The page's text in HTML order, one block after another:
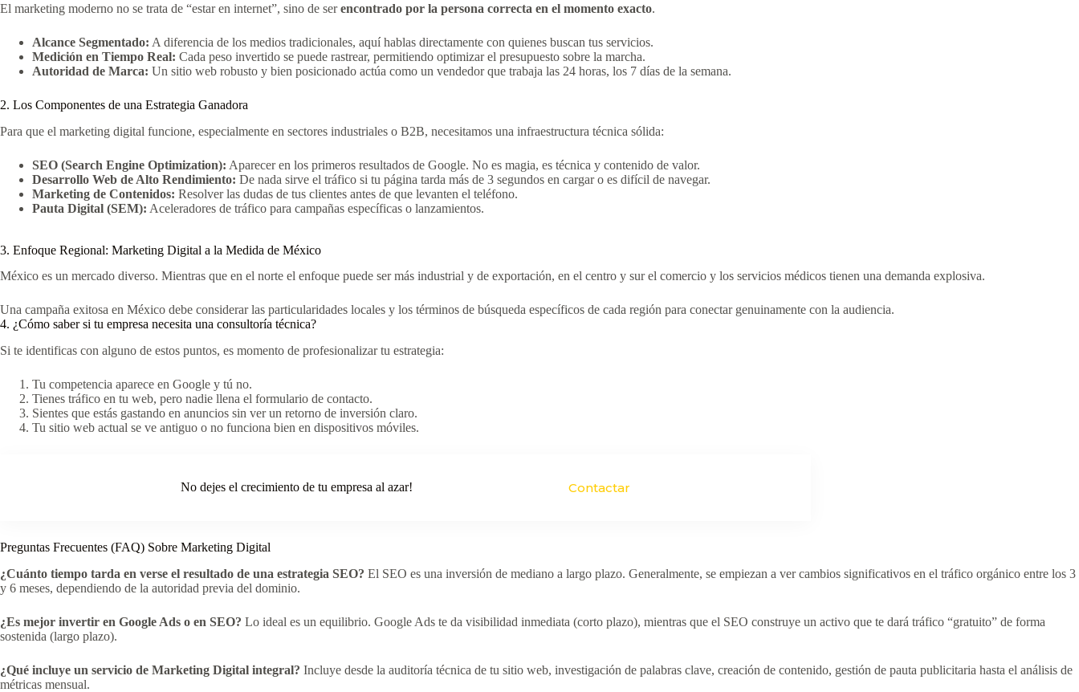
El marketing moderno no se trata de “estar en internet”, sino de serencontrado por la persona correcta en el momento exacto.
Alcance Segmentado: A diferencia de los medios tradicionales, aquí hablas directamente con quienes buscan tus servicios.
Medición en Tiempo Real: Cada peso invertido se puede rastrear, permitiendo optimizar el presupuesto sobre la marcha.
Autoridad de Marca: Un sitio web robusto y bien posicionado actúa como un vendedor que trabaja las 24 horas, los 7 días de la semana.
2. Los Componentes de una Estrategia Ganadora
Para que el marketing digital funcione, especialmente en sectores industriales o B2B, necesitamos una infraestructura técnica sólida:
SEO (Search Engine Optimization): Aparecer en los primeros resultados de Google. No es magia, es técnica y contenido de valor.
Desarrollo Web de Alto Rendimiento: De nada sirve el tráfico si tu página tarda más de 3 segundos en cargar o es difícil de navegar.
Marketing de Contenidos: Resolver las dudas de tus clientes antes de que levanten el teléfono.
Pauta Digital (SEM): Aceleradores de tráfico para campañas específicas o lanzamientos.
3. Enfoque Regional: Marketing Digital a la Medida de México
México es un mercado diverso. Mientras que en el norte el enfoque puede ser más industrial y de exportación, en el centro y sur el comercio y los servicios médicos tienen una demanda explosiva.
Una campaña exitosa en México debe considerar las particularidades locales y los términos de búsqueda específicos de cada región para conectar genuinamente con la audiencia.
4. ¿Cómo saber si tu empresa necesita una consultoría técnica?
Si te identificas con alguno de estos puntos, es momento de profesionalizar tu estrategia:
Tu competencia aparece en Google y tú no.
Tienes tráfico en tu web, pero nadie llena el formulario de contacto.
Sientes que estás gastando en anuncios sin ver un retorno de inversión claro.
Tu sitio web actual se ve antiguo o no funciona bien en dispositivos móviles.
No dejes el crecimiento de tu empresa al azar! Contactar
Preguntas Frecuentes (FAQ) Sobre Marketing Digital
¿Cuánto tiempo tarda en verse el resultado de una estrategia SEO? El SEO es una inversión de mediano a largo plazo. Generalmente, se empiezan a ver cambios significativos en el tráfico orgánico entre los 3
y 6 meses, dependiendo de la autoridad previa del dominio.
¿Es mejor invertir en Google Ads o en SEO? Lo ideal es un equilibrio. Google Ads te da visibilidad inmediata (corto plazo), mientras que el SEO construye un activo que te dará tráfico “gratuito” de forma
sostenida (largo plazo).
¿Qué incluye un servicio de Marketing Digital integral? Incluye desde la auditoría técnica de tu sitio web, investigación de palabras clave, creación de contenido, gestión de pauta publicitaria hasta el análisis de
métricas mensual.